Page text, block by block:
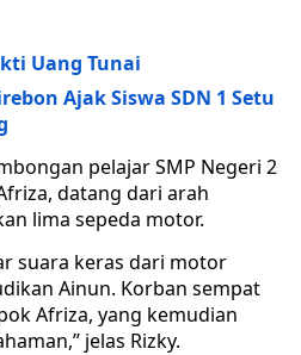
Uang Tunai
Ajak Siswa SDN 1 Setu
pelajar SMP Negeri 2
datang dari arah
lima sepeda motor.
suara keras dari motor
Ainun. Korban sempat
Afriza, yang kemudian
jelas Rizky.